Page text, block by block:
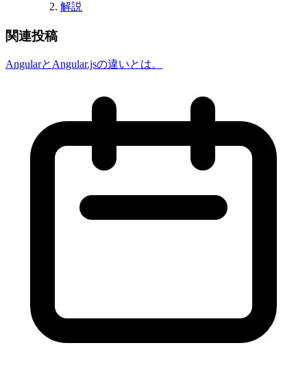
解説
関連投稿
AngularとAngular.jsの違いとは。